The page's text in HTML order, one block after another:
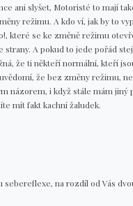
ani slyšet, Motoristé to mají
režimu. A kdo ví, jak by to
které se ke změně režimu
strany. A pokud to jede pořád
že ti někteří normální, kteří
že bez změny režimu,
názorem, i když stále mám jiný
mít fakt kachní žaludek.
sebereflexe, na rozdíl od Vás